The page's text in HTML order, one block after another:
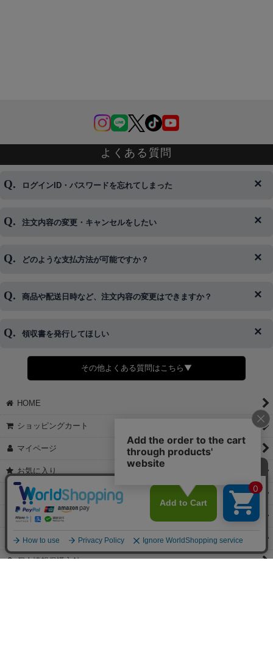
よくある質問
ログインID・パスワードを忘れてしまった
◆下記ページより、ログインIDの変更が可能です。
注文内容の変更・キャンセルをしたい
◆即日発送を行なっている関係上、午後以降のご連絡やキャンセル
※発送後、発送準備が完了しお手続きが間に合わない場合は変更、
どのような支払方法が可能ですか？
◆代金引換・クレジットカード・携帯キャリア決済・おねだり決
＞詳細は画像をタップ＜
商品や配送日時など、注文内容の変更はできますか？
◆商品発送前の変更は承っております。
さい。
領収書を発行してほしい
◆領収書はご希望頂いた場合のみ発行しております。
【これからご注文する場合】
STEP2「お届け先・お支払い」ページにて備考欄に下記の記載をお
願いします。
②宛名（空欄は上様は不可）
③但し書き（空欄やお品代は不可）
【すでにご注文が完了している場合】
①お電話・メール・LINEにて領収書希望の連絡をお願い致します
②後日、郵送にて領収書を送らせて頂きます。
①マイページから購入履歴→購入内容→領収書発行を選択。
②後日、郵送にて領収書を送らせて頂きます。
その他よくある質問はこちら▼
HOME
ショッピングカート
マイページ
お気に入り
特定商取引法表示
ご利用案内
お問い合せ
個人情報保護方針